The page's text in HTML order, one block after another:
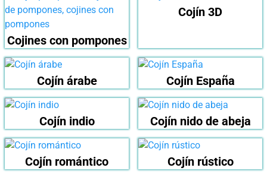
Cojines con pompones
Cojín 3D
Cojín árabe Cojín España
Cojín indio Cojín nido de abeja
Cojín romántico Cojín rústico